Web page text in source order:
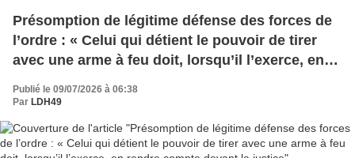
Présomption de légitime défense des forces de
l’ordre : « Celui qui détient le pouvoir de tirer
avec une arme à feu doit, lorsqu’il l’exerce, en
Publié le 09/07/2026 à 06:38
Par LDH49